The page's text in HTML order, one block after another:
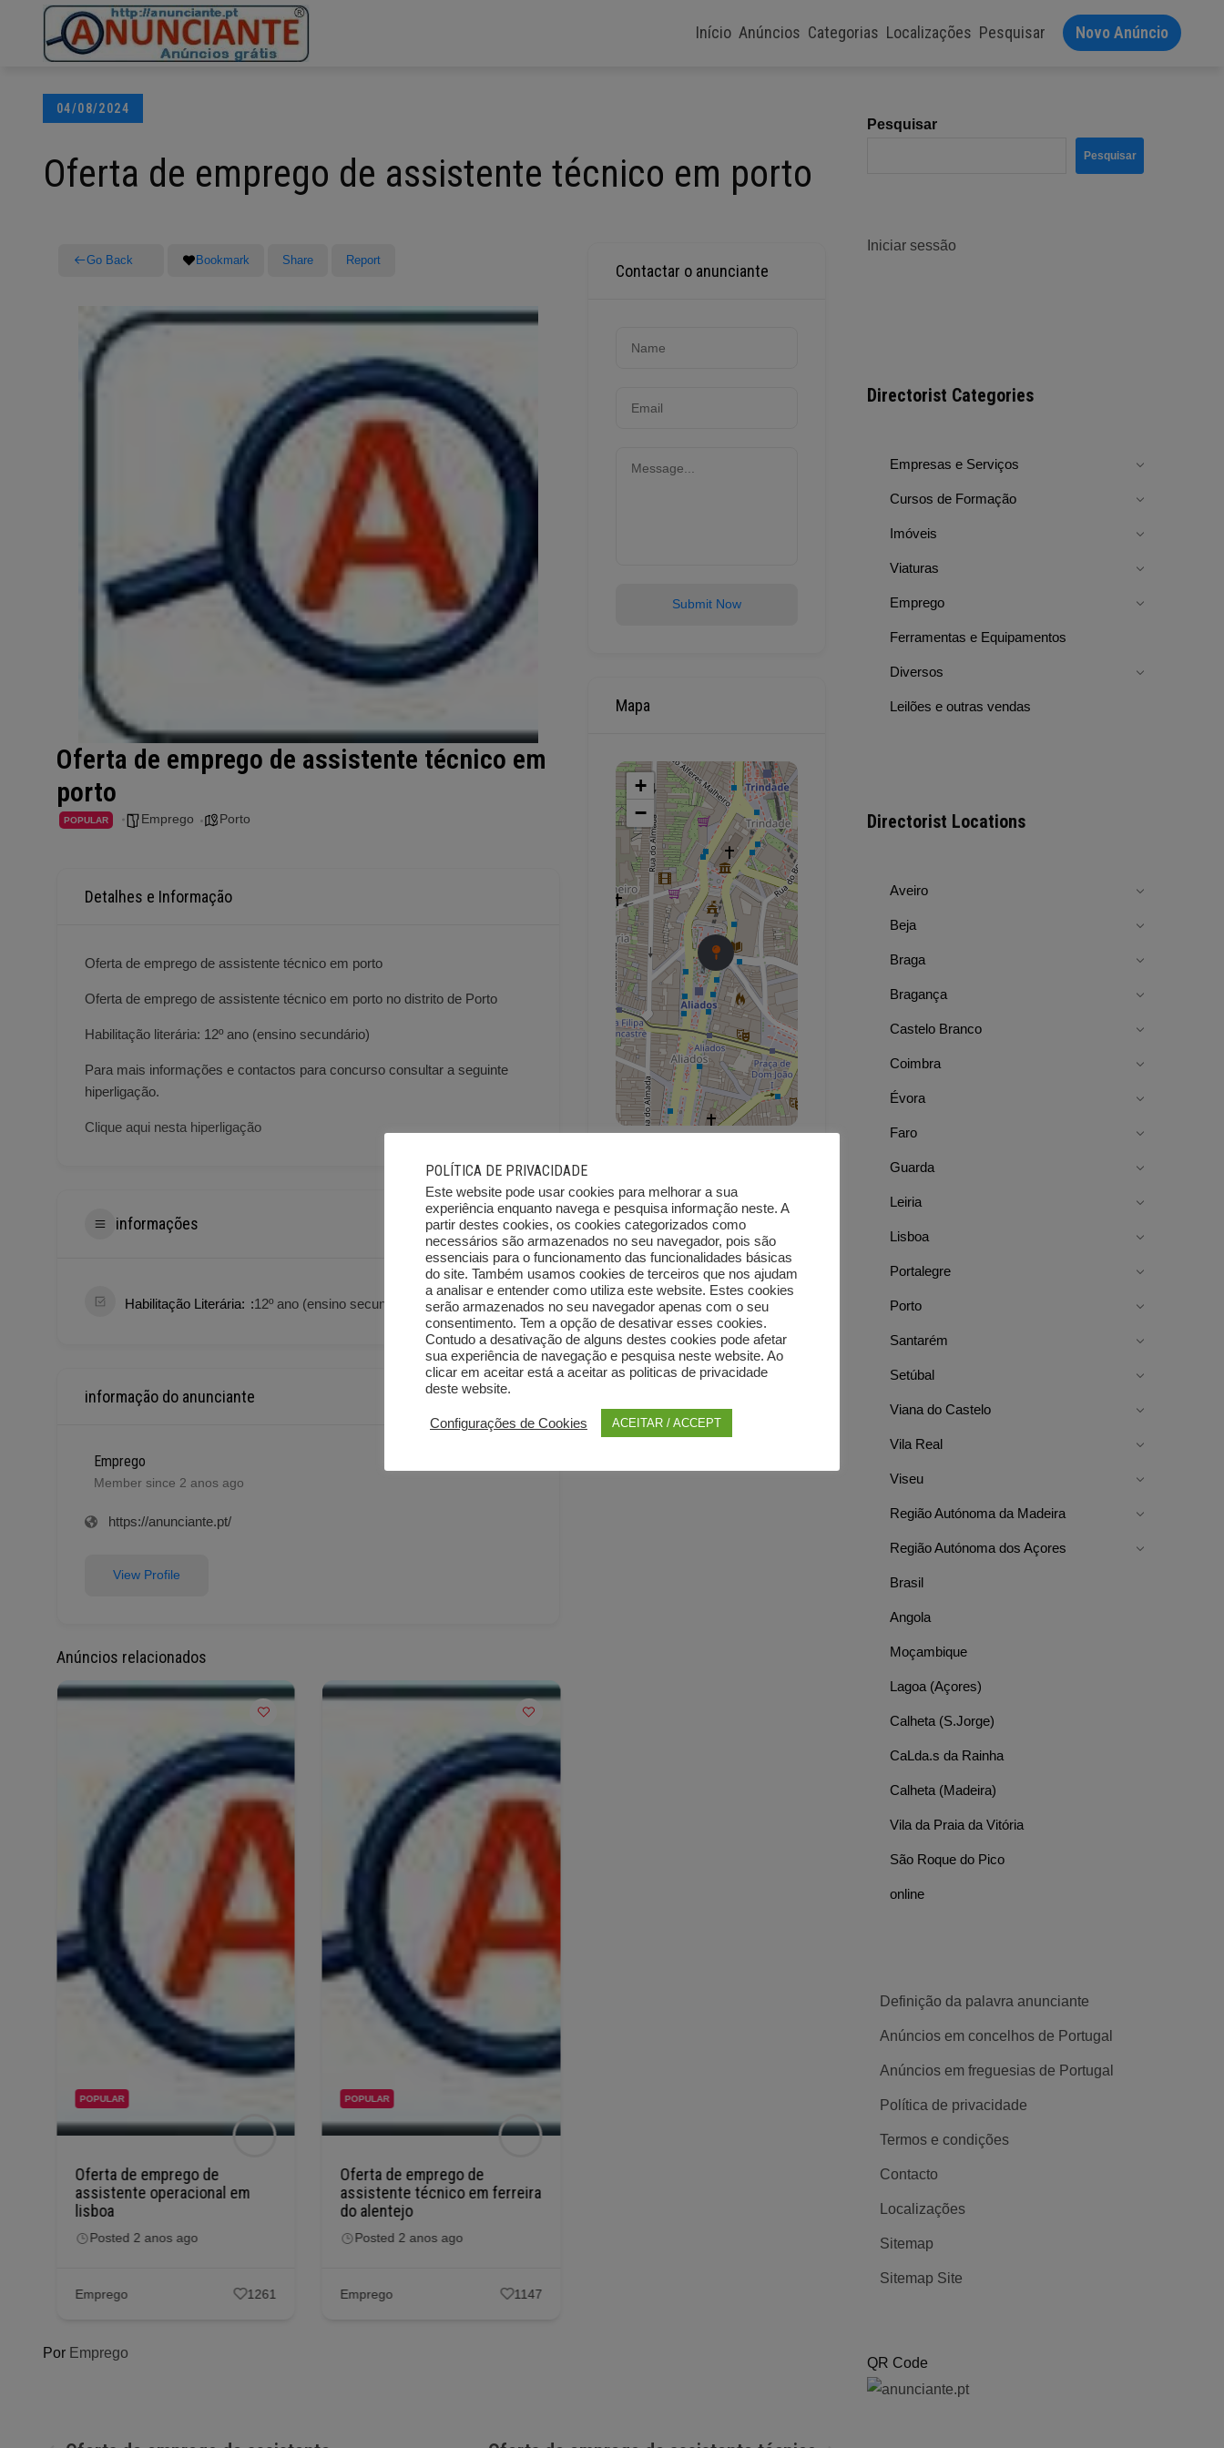
Início Anúncios Categorias Localizações Pesquisar Novo Anúncio
Posted
04/08/2024
Oferta de emprego de assistente técnico em porto
Go Back Bookmark Share Report
Oferta de emprego de assistente técnico em
porto
POPULAR Emprego Porto
Detalhes e Informação
Oferta de emprego de assistente técnico em porto
Oferta de emprego de assistente técnico em porto no distrito de Porto
Habilitação literária: 12º ano (ensino secundário)
Para mais informações e contactos para concurso consultar a seguinte
hiperligação.
Clique aqui nesta hiperligação
informações
Habilitação Literária: 12º ano (ensino secundário)
informação do anunciante
Emprego
Member since 2 anos ago
https://anunciante.pt/
View Profile
Anúncios relacionados
POPULAR
Oferta de emprego de
assistente operacional em
lisboa
Posted 2 anos ago
Emprego 1261
POPULAR
Oferta de emprego de
assistente técnico em ferreira
do alentejo
Posted 2 anos ago
Emprego 1147
POPULAR
Oferta de emprego de
montijo
Posted 2 anos ago
Contactar o anunciante
Submit Now
Mapa
+
−
Por Emprego
Pesquisar
Pesquisar
Iniciar sessão
Directorist Categories
Empresas e Serviços
Cursos de Formação
Imóveis
Viaturas
Emprego
Ferramentas e Equipamentos
Diversos
Leilões e outras vendas
Directorist Locations
Aveiro
Beja
Braga
Bragança
Castelo Branco
Coimbra
Évora
Faro
Guarda
Leiria
Lisboa
Portalegre
Porto
Santarém
Setúbal
Viana do Castelo
Vila Real
Viseu
Região Autónoma da Madeira
Região Autónoma dos Açores
Brasil
Angola
Moçambique
Lagoa (Açores)
Calheta (S.Jorge)
CaLda.s da Rainha
Calheta (Madeira)
Vila da Praia da Vitória
São Roque do Pico
online
Definição da palavra anunciante
Anúncios em concelhos de Portugal
Anúncios em freguesias de Portugal
Política de privacidade
Termos e condições
Contacto
Localizações
Sitemap
Sitemap Site
QR Code
POLÍTICA DE PRIVACIDADE
Este website pode usar cookies para melhorar a sua
experiência enquanto navega e pesquisa informação neste. A
partir destes cookies, os cookies categorizados como
necessários são armazenados no seu navegador, pois são
essenciais para o funcionamento das funcionalidades básicas
do site. Também usamos cookies de terceiros que nos ajudam
a analisar e entender como utiliza este website. Estes cookies
serão armazenados no seu navegador apenas com o seu
consentimento. Tem a opção de desativar esses cookies.
Contudo a desativação de alguns destes cookies pode afetar
sua experiência de navegação e pesquisa neste website. Ao
clicar em aceitar está a aceitar as politicas de privacidade
deste website.
Configurações de Cookies ACEITAR / ACCEPT